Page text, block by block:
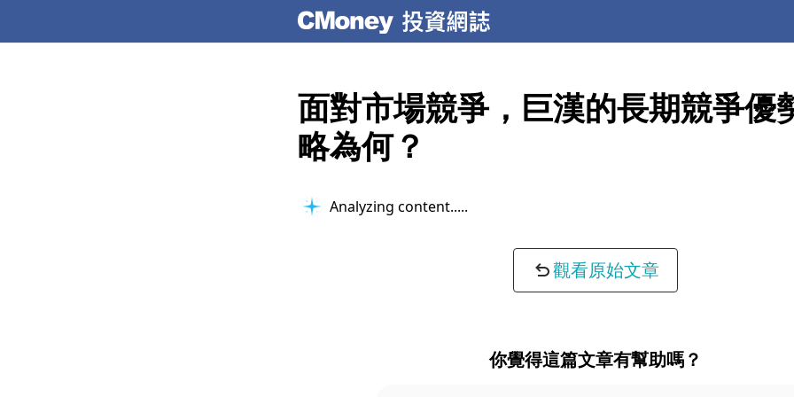
面對市場競爭，巨漢的長期競爭優
略為何？
Checking completeness...
觀看原始文章
你覺得這篇文章有幫助嗎？